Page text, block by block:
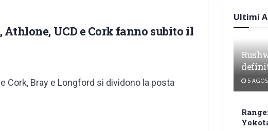
UCD e Cork fanno subito il
Cork, Bray e Longford si dividono la posta
Ultimi
5